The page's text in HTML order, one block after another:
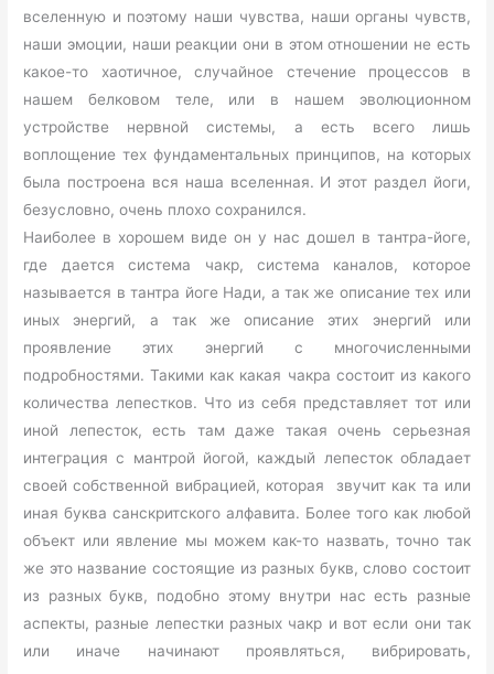
вселенную и поэтому наши чувства, наши органы чувств,
наши эмоции, наши реакции они в этом отношении не есть
какое-то хаотичное, случайное стечение процессов в
нашем белковом теле, или в нашем эволюционном
устройстве нервной системы, а есть всего лишь
воплощение тех фундаментальных принципов, на которых
была построена вся наша вселенная. И этот раздел йоги,
безусловно, очень плохо сохранился.
Наиболее в хорошем виде он у нас дошел в тантра-йоге,
где дается система чакр, система каналов, которое
называется в тантра йоге Нади, а так же описание тех или
иных энергий, а так же описание этих энергий или
проявление этих энергий с многочисленными
подробностями. Такими как какая чакра состоит из какого
количества лепестков. Что из себя представляет тот или
иной лепесток, есть там даже такая очень серьезная
интеграция с мантрой йогой, каждый лепесток обладает
своей собственной вибрацией, которая звучит как та или
иная буква санскритского алфавита. Более того как любой
объект или явление мы можем как-то назвать, точно так
же это название состоящие из разных букв, слово состоит
из разных букв, подобно этому внутри нас есть разные
аспекты, разные лепестки разных чакр и вот если они так
или иначе начинают проявляться, вибрировать,